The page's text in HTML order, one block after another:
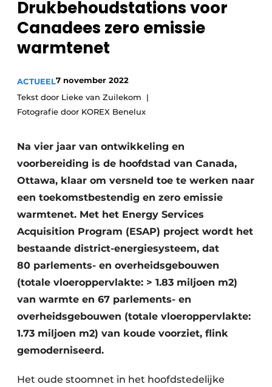
Vacature aanmelden
Vacatures
Video’s
Sanitair
Brandbeveiliging
Warmtepompen
Drukbehoudstations voor
Canadees zero emissie
warmtenet
ACTUEEL7 november 2022
Tekst door Lieke van Zuilekom
Fotografie door KOREX Benelux
Na vier jaar van ontwikkeling en
voorbereiding is de hoofdstad van Canada,
Ottawa, klaar om versneld toe te werken naar
een toekomst­bestendig en zero emissie
warmtenet. Met het Energy Services
Acquisition Program (ESAP) project wordt het
bestaande district-energiesysteem, dat
80 parlements- en overheidsgebouwen
(totale vloeroppervlakte: > 1.83 miljoen m2)
van warmte en 67 parlements- en
overheidsgebouwen (totale vloeroppervlakte:
1.73 miljoen m2) van koude voorziet, flink
gemoderniseerd.
Het oude stoomnet in het hoofdstedelijke